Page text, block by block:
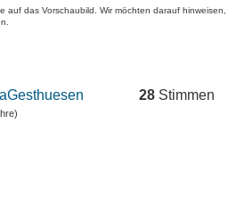
auf das Vorschaubild. Wir möchten darauf
28 Stimmen